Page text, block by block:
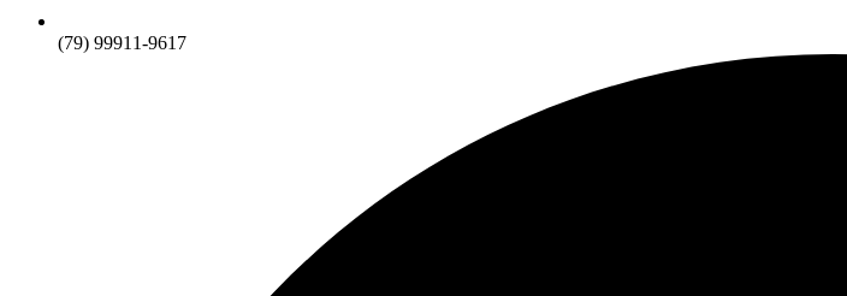
(79) 99911-9617